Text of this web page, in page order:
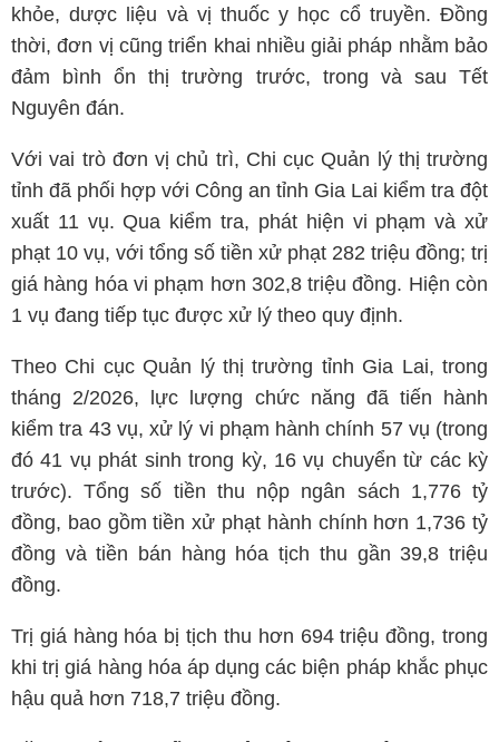
khỏe, dược liệu và vị thuốc y học cổ truyền. Đồng
thời, đơn vị cũng triển khai nhiều giải pháp nhằm bảo
đảm bình ổn thị trường trước, trong và sau Tết
Nguyên đán.
Với vai trò đơn vị chủ trì, Chi cục Quản lý thị trường
tỉnh đã phối hợp với Công an tỉnh Gia Lai kiểm tra đột
xuất 11 vụ. Qua kiểm tra, phát hiện vi phạm và xử
phạt 10 vụ, với tổng số tiền xử phạt 282 triệu đồng; trị
giá hàng hóa vi phạm hơn 302,8 triệu đồng. Hiện còn
1 vụ đang tiếp tục được xử lý theo quy định.
Theo Chi cục Quản lý thị trường tỉnh Gia Lai, trong
tháng 2/2026, lực lượng chức năng đã tiến hành
kiểm tra 43 vụ, xử lý vi phạm hành chính 57 vụ (trong
đó 41 vụ phát sinh trong kỳ, 16 vụ chuyển từ các kỳ
trước). Tổng số tiền thu nộp ngân sách 1,776 tỷ
đồng, bao gồm tiền xử phạt hành chính hơn 1,736 tỷ
đồng và tiền bán hàng hóa tịch thu gần 39,8 triệu
đồng.
Trị giá hàng hóa bị tịch thu hơn 694 triệu đồng, trong
khi trị giá hàng hóa áp dụng các biện pháp khắc phục
hậu quả hơn 718,7 triệu đồng.